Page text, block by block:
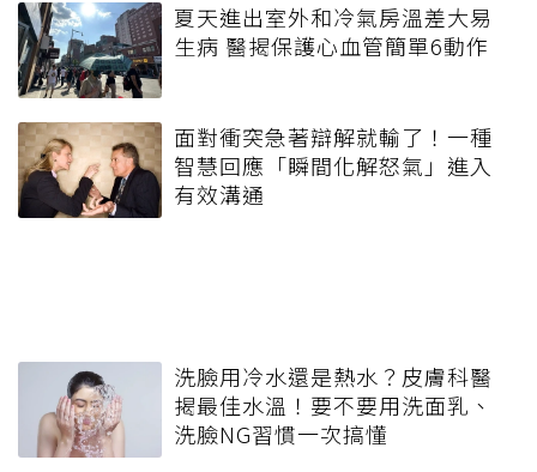
夏天進出室外和冷氣房溫差大易
生病 醫揭保護心血管簡單6動作
面對衝突急著辯解就輸了！一種
智慧回應「瞬間化解怒氣」進入
有效溝通
洗臉用冷水還是熱水？皮膚科醫
揭最佳水溫！要不要用洗面乳、
洗臉NG習慣一次搞懂